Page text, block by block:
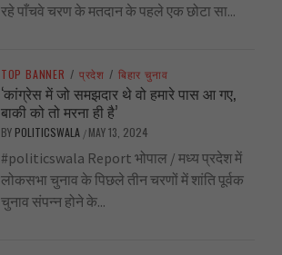
रहे पाँचवे चरण के मतदान के पहले एक छोटा सा...
TOP BANNER / प्रदेश / बिहार चुनाव
‘कांग्रेस में जो समझदार थे वो हमारे पास आ गए,
बाकी को तो मरना ही है’
BY POLITICSWALA / MAY 13, 2024
#politicswala Report भोपाल / मध्य प्रदेश में
लोकसभा चुनाव के पिछले तीन चरणों में शांति पूर्वक
चुनाव संपन्न होने के...